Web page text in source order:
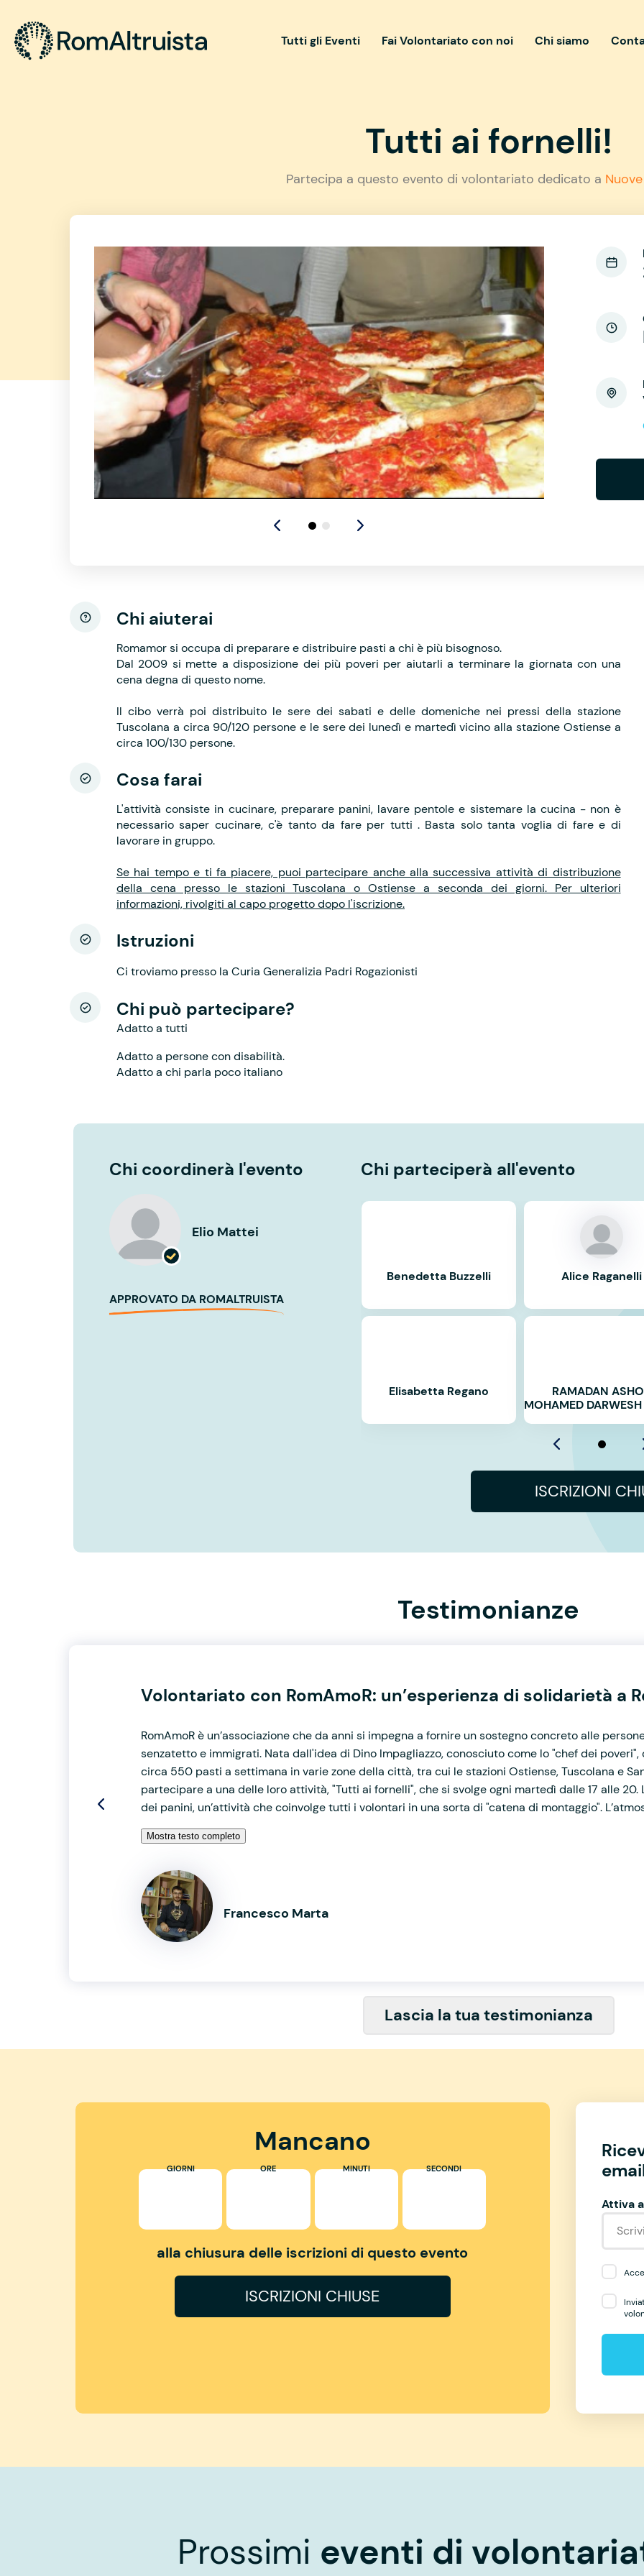
Tutti gli Eventi Fai Volontariato con noi Chi siamo
Tutti ai fornelli!
Partecipa a questo evento di volontariato dedicato a
Chi aiuterai
Romamor si occupa di preparare e distribuire pasti a chi è più bisognoso.
Dal 2009 si mette a disposizione dei più poveri per aiutarli a terminare la giornata con una
cena degna di questo nome.
Il cibo verrà poi distribuito le sere dei sabati e delle domeniche nei pressi della stazione
Tuscolana a circa 90/120 persone e le sere dei lunedì e martedì vicino alla stazione Ostiense a
circa 100/130 persone.
Cosa farai
L'attività consiste in cucinare, preparare panini, lavare pentole e sistemare la cucina - non è
necessario saper cucinare, c'è tanto da fare per tutti . Basta solo tanta voglia di fare e di
lavorare in gruppo.
Se hai tempo e ti fa piacere, puoi partecipare anche alla successiva attività di distribuzione
della cena presso le stazioni Tuscolana o Ostiense a seconda dei giorni. Per ulteriori
informazioni, rivolgiti al capo progetto dopo l'iscrizione.
Istruzioni
Ci troviamo presso la Curia Generalizia Padri Rogazionisti
Chi può partecipare?
Adatto a tutti
Adatto a persone con disabilità.
Adatto a chi parla poco italiano
Chi coordinerà l'evento
Elio Mattei
APPROVATO DA ROMALTRUISTA
Chi parteciperà all'evento
Benedetta Buzzelli
Elisabetta Regano
Alice Raganelli
RAMADAN
MOHAMED
ISCRIZIONI
Testimonianze
Volontariato con RomAmoR: un’esperienza di solidarietà a
RomAmoR è un’associazione che da anni si impegna a fornire un sostegno concreto alle
senzatetto e immigrati. Nata dall'idea di Dino Impagliazzo, conosciuto come lo "chef dei
circa 550 pasti a settimana in varie zone della città, tra cui le stazioni Ostiense, Tuscolana e
partecipare a una delle loro attività, "Tutti ai fornelli", che si svolge ogni martedì dalle 17 alle
dei panini, un’attività che coinvolge tutti i volontari in una sorta di "catena di montaggio".
Mostra testo completo
Francesco Marta
Lascia la tua testimonianza
Mancano
GIORNI ORE MINUTI SECONDI
alla chiusura delle iscrizioni di questo evento
ISCRIZIONI CHIUSE
Attiva
Prossimi eventi di